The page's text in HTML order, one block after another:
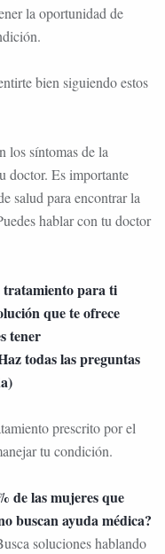
la oportunidad de
bien siguiendo estos
los síntomas de la
doctor. Es importante
salud para encontrar la
hablar con tu doctor
tratamiento para ti
que te ofrece
tener
todas las preguntas
prescrito por el
tu condición.
de las mujeres que
buscan ayuda médica?
soluciones hablando